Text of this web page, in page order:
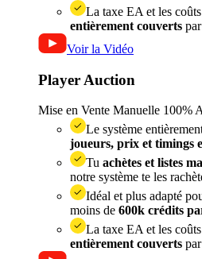
La taxe EA et les
entièrement couverts
Voir la Vidéo
Player Auction
Mise en Vente Manuelle 100%
Le système
joueurs, prix et timings
Tu achètes et listes
notre système te les
Idéal et plus adapté
moins de 600k crédits
La taxe EA et les
entièrement couverts